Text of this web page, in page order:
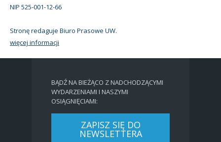
NIP 525-001-12-66
Stronę redaguje Biuro Prasowe UW.
więcej informacji
BĄDŹ NA BIEŻĄCO Z NADCHODZĄCYMI
WYDARZENIAMI I NASZYMI
OSIĄGNIĘCIAMI:
ZAPISZ SIĘ DO
NEWSLETTERA